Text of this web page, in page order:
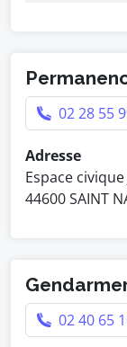
02 28 55
Adresse
Espace
44600 SAINT
02 40 65